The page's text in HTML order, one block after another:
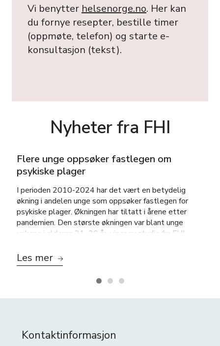
Vi benytter helsenorge.no. Her kan
du fornye resepter, bestille timer
(oppmøte, telefon) og starte e-
konsultasjon (tekst).
Nyheter fra FHI
Flere unge oppsøker fastlegen om
psykiske plager
I perioden 2010-2024 har det vært en betydelig
økning i andelen unge som oppsøker fastlegen for
psykiske plager. Økningen har tiltatt i årene etter
pandemien. Den største økningen var blant unge
voksne i alderen 21–30 år, viser ny studie fra FHI.
Les mer
Kontaktinformasjon